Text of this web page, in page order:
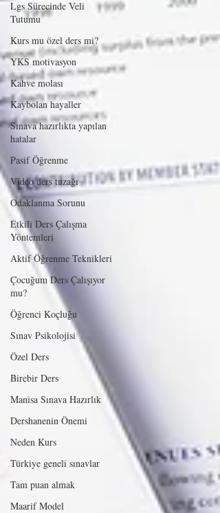
Lgs Sürecinde Veli
Tutumu
Kurs mu özel ders mi?
YKS motivasyon
Kahve molası
Kaybolan hayaller
Sınava hazırlıkta yapılan
hatalar
Pasif Öğrenme
Video ders tuzağı
Odaklanma Sorunu
Etkili Ders Çalışma
Yöntemleri
Aktif Öğrenme Teknikleri
Çocuğum Ders Çalışıyor
mu?
Öğrenci Koçluğu
Sınav Psikolojisi
Özel Ders
Birebir Ders
Manisa Sınava Hazırlık
Dershanenin Önemi
Neden Kurs
Türkiye geneli sınavlar
Tam puan almak
Maarif Model